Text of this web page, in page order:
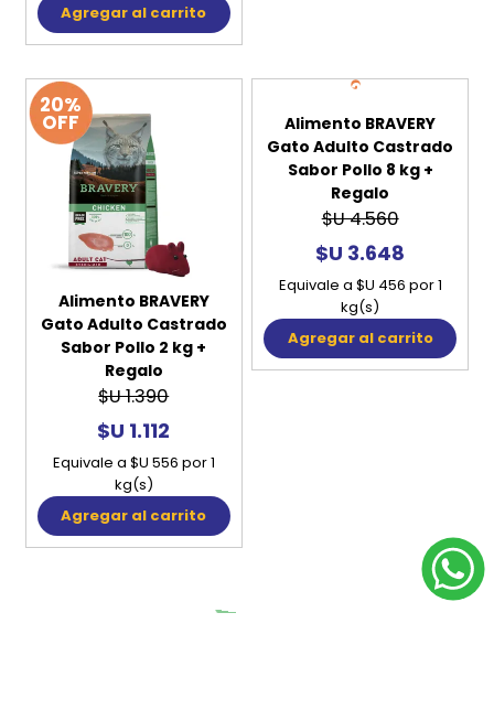
Agregar al carrito
20%
OFF
Alimento BRAVERY
Gato Adulto Castrado
Sabor Pollo 2 kg +
Regalo
$U 1.390
$U 1.112
Equivale a $U 556 por 1
kg(s)
Agregar al carrito
20%
Alimento BRAVERY
Gato Adulto Castrado
Sabor Pollo 8 kg +
Regalo
$U 4.560
$U 3.648
Equivale a $U 456 por 1
kg(s)
Agregar al carrito